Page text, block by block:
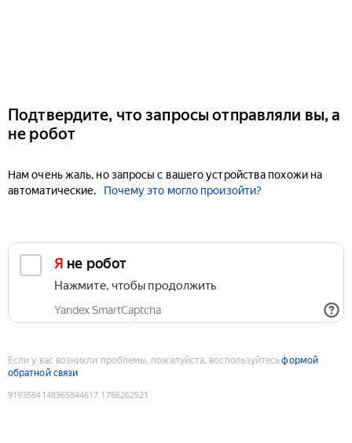
Подтвердите, что запросы отправляли вы, а
не робот
Нам очень жаль, но запросы с вашего устройства похожи на
автоматические.
Почему это могло произойти?
Я не робот
Нажмите, чтобы продолжить
Yandex SmartCaptcha
Если у вас возникли проблемы, пожалуйста, воспользуйтесьформой
обратной связи
9193584148365844617:1786262521